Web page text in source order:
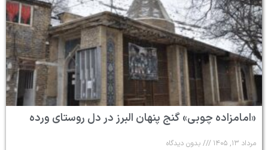
«امامزاده چوبی» گنج پنهان البرز در دل روستای ورده
مرداد ۱۳, ۱۴۰۵ بدون دیدگاه